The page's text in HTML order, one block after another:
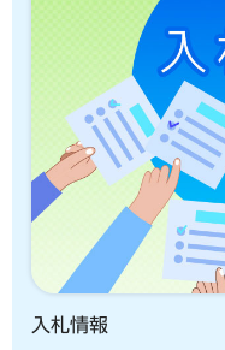
入札情報